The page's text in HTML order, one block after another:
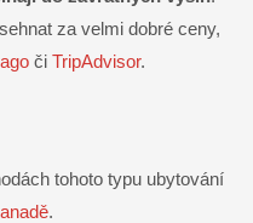
za velmi dobré ceny,
či TripAdvisor.
tohoto typu ubytování
.